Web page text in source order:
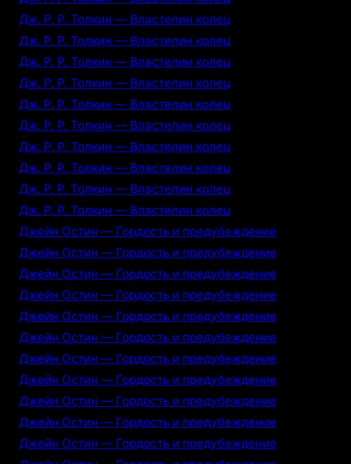
Дж. Р. Р. Толкин — Властелин колец
Дж. Р. Р. Толкин — Властелин колец
Дж. Р. Р. Толкин — Властелин колец
Дж. Р. Р. Толкин — Властелин колец
Дж. Р. Р. Толкин — Властелин колец
Дж. Р. Р. Толкин — Властелин колец
Дж. Р. Р. Толкин — Властелин колец
Дж. Р. Р. Толкин — Властелин колец
Дж. Р. Р. Толкин — Властелин колец
Дж. Р. Р. Толкин — Властелин колец
Джейн Остин — Гордость и предубеждение
Джейн Остин — Гордость и предубеждение
Джейн Остин — Гордость и предубеждение
Джейн Остин — Гордость и предубеждение
Джейн Остин — Гордость и предубеждение
Джейн Остин — Гордость и предубеждение
Джейн Остин — Гордость и предубеждение
Джейн Остин — Гордость и предубеждение
Джейн Остин — Гордость и предубеждение
Джейн Остин — Гордость и предубеждение
Джейн Остин — Гордость и предубеждение